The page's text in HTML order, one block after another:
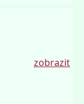
zobrazit